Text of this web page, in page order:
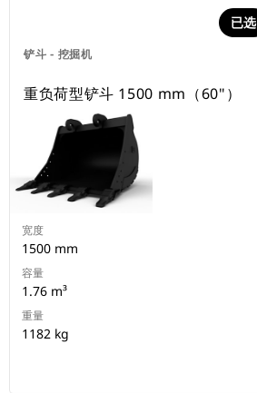
铲斗 - 挖掘机
已选
重负荷型铲斗 1500 mm（60"）
宽度
1500 mm
容量
1.76 m³
重量
1182 kg